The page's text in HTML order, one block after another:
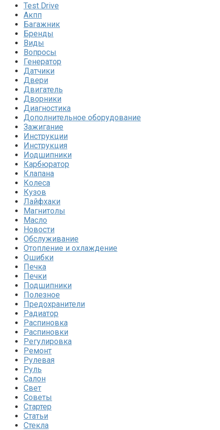
Test Drive
Акпп
Багажник
Бренды
Виды
Вопросы
Генератор
Датчики
Двери
Двигатель
Дворники
Диагностика
Дополнительное оборудование
Зажигание
Инструкции
Инструкция
Иодшипники
Карбюратор
Клапана
Колеса
Кузов
Лайфхаки
Магнитолы
Масло
Новости
Обслуживание
Отопление и охлаждение
Ошибки
Печка
Печки
Подшипники
Полезное
Предохранители
Радиатор
Распиновка
Распиновки
Регулировка
Ремонт
Рулевая
Руль
Салон
Свет
Советы
Стартер
Статьи
Стекла